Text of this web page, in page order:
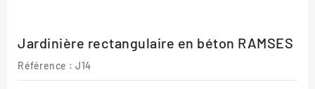
Jardinière rectangulaire en béton RAMSES
Référence : J14